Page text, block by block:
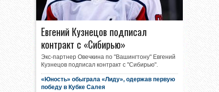
Евгений Кузнецов подписал
контракт с «Сибирью»
Экс-партнер Овечкина по "Вашингтону" Евгений
Кузнецов подписал контракт с "Сибирью".
«Юность» обыграла «Лиду», одержав первую
победу в Кубке Салея